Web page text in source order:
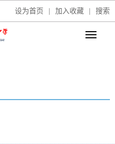
设为首页 加入收藏 搜索